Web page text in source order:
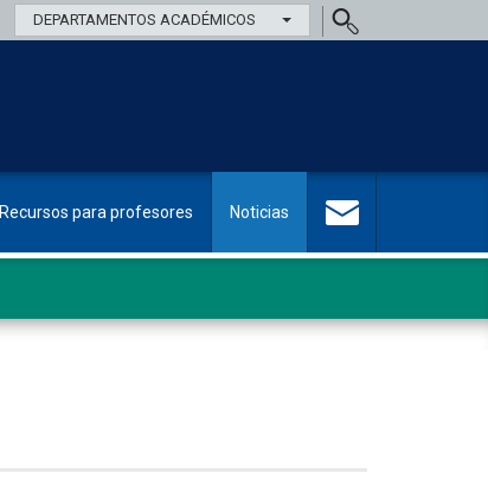
DEPARTAMENTOS ACADÉMICOS
Recursos para profesores Noticias